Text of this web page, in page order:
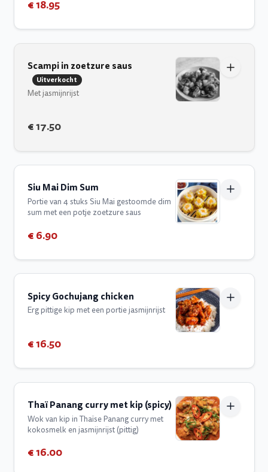
€ 18.95
Scampi in zoetzure saus
Uitverkocht
Met jasmijnrijst
€ 17.50
Siu Mai Dim Sum
Portie van 4 stuks Siu Mai gestoomde dim
sum met een potje zoetzure saus
€ 6.90
Spicy Gochujang chicken
Erg pittige kip met een portie jasmijnrijst
€ 16.50
Thaï Panang curry met kip (spicy)
Wok van kip in Thaïse Panang curry met
kokosmelk en jasmijnrijst (pittig)
€ 16.00